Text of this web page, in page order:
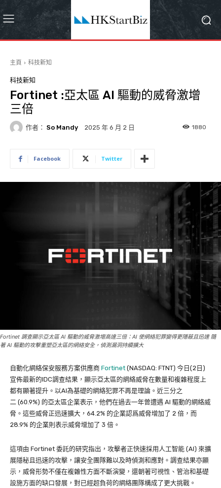
主頁 科技新知
科技新知
Fortinet :亞太區 AI 驅動的威脅激增
三倍
作者： So Mandy 2025 年 6 月 2 日 1880
Facebook Twitter
Fortinet 調查顯示亞太區 AI 驅動的威脅激增高達三倍：AI 使網絡犯罪變得更隱蔽且迅速 隨
著 AI 驅動的攻擊重塑亞太區的網絡安全，偵測漏洞持續擴大
自動化網絡保安服務方案供應商 Fortinet (NASDAQ: FTNT) 今日(2日)
宣佈最新的IDC調查結果，顯示亞太區的網絡威脅在數量和複雜程度上
都有顯著提升。以AI為基礎的網絡犯罪不再是理論。近三分之
二 (60.9%) 的亞太區企業表示，他們在過去一年曾遭遇 AI 驅動的網絡威
脅。這些威脅正迅速擴大，64.2% 的企業認爲威脅增加了 2 倍，而
28.9% 的企業則表示威脅增加了 3 倍。
這項由 Fortinet 委託的研究指出，攻擊者正快速採用人工智能 (AI) 來擴
展隱秘且迅速的攻擊，讓安全團隊難以及時偵測和應對。調查結果亦顯
示，威脅形勢不僅在複雜性方面不斷演變，還朝著可視性、管治和基礎
設施方面的缺口發展，對已經超負荷的網絡團隊構成了更大挑戰。